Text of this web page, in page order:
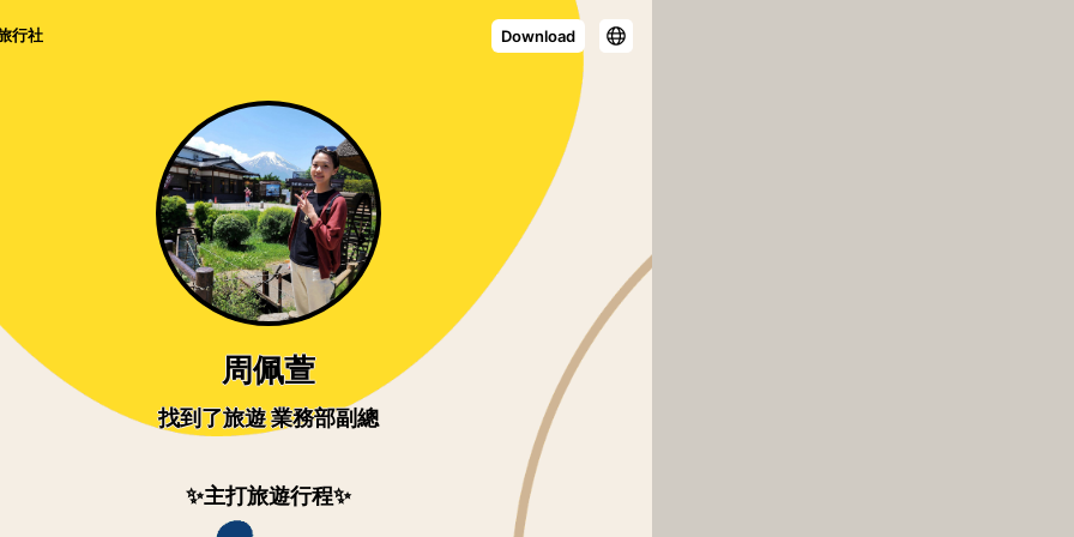
行社 Download
周佩萱
找到了旅遊 業務部副總
✨️主打旅遊行程✨️